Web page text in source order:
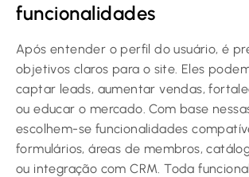
funcionalidades
Após entender o perfil do usuário, é
objetivos claros para o site. Eles
captar leads, aumentar vendas,
ou educar o mercado. Com base
escolhem-se funcionalidades
formulários, áreas de membros,
ou integração com CRM. Toda